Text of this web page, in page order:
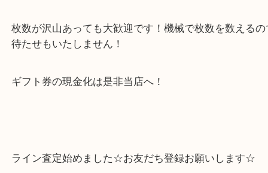
沢山あって使えず現金化したいとの事でかなりの枚
ギフト券の現金化は是非当店へ！